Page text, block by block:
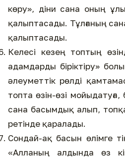
көру», діни сана оның
қалыптасады. Тұлғаның
қалыптасады.
Келесі кезең топтың
адамдарды біріктіру»
әлеуметтік рөлді
топта өзін-өзі
сана басымдық алып,
ретінде қаралады.
Сондай-ақ басын өлімге
«Алланың алдында өз